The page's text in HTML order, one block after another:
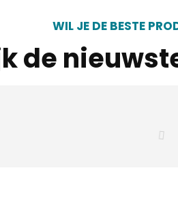
WIL JE DE BESTE
de